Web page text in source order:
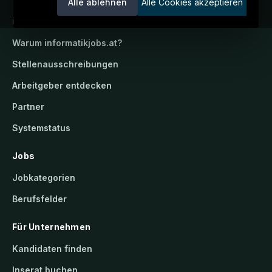
Alle ablehnen Alle Cookies akzeptieren
informatikjobs.at
Warum informatikjobs.at?
Stellenausschreibungen
Arbeitgeber entdecken
Partner
Systemstatus
Jobs
Jobkategorien
Berufsfelder
Für Unternehmen
Kandidaten finden